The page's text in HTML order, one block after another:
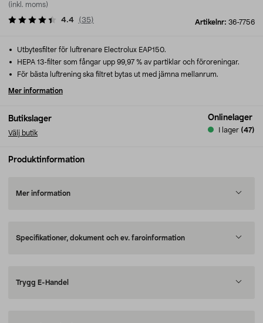
(inkl. moms)
Artikelnr: 36-7756
4.4 (35)
Butikslager
Välj butik
Onlinelager
I lager (47)
Utbytesfilter för luftrenare Electrolux EAP150.
HEPA 13-filter som fångar upp 99,97 % av partiklar och föroreningar.
För bästa luftrening ska filtret bytas ut med jämna mellanrum.
Mer information
Produktinformation
Mer information
Specifikationer, dokument och ev. faroinformation
Trygg E-Handel